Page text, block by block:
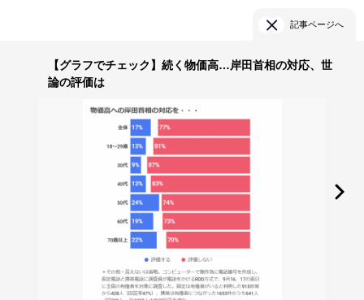
記事ページへ
【グラフでチェック】続く物価高…岸田首相の対応、世
論の評価は